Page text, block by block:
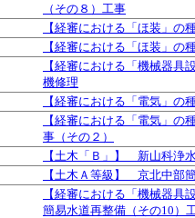
（その８）工事
【経審における「ほ装」
【経審における「ほ装」
【経審における「機械器
機修理
【経審における「電気」
【経審における「電気」
事（その２）
【土木「Ｂ」】 新山科浄
【土木Ａ等級】 京北中部
【経審における「機械器
簡易水道再整備（その10）